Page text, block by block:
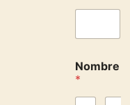
Nombre
*